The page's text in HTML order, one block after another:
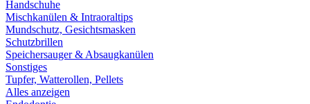
Handschuhe
Mischkanülen & Intraoraltips
Mundschutz, Gesichtsmasken
Schutzbrillen
Speichersauger & Absaugkanülen
Sonstiges
Tupfer, Watterollen, Pellets
Alles anzeigen